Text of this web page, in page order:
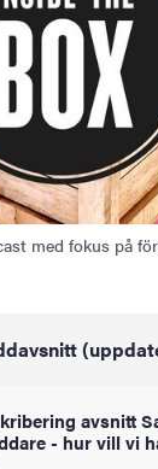
med fokus på
avsnitt
- hur vill vi